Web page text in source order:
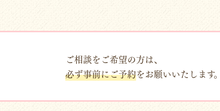
ご相談をご希望の方は、
必ず事前にご予約をお願いいたします